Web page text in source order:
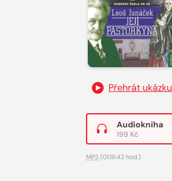
Přehrát ukázku
Audiokniha
199 Kč
MP3 (01:19:42 hod.)